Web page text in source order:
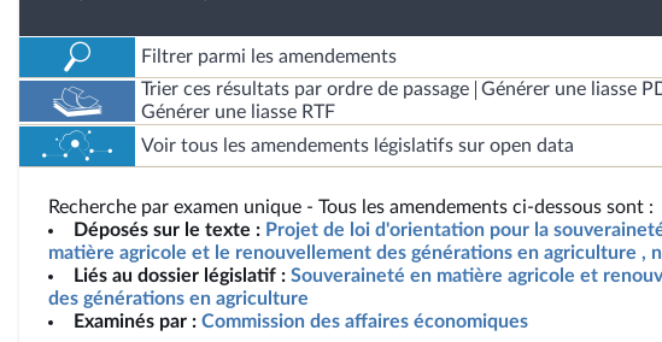
Filtrer parmi les amendements
Trier ces résultats par ordre de passage
Générer une liasse
Générer une liasse RTF
Voir tous les amendements législatifs sur open data
Recherche par examen unique - Tous les amendements ci-dessous sont :
Déposés sur le texte : Projet de loi d'orientation pour la
matière agricole et le renouvellement des générations en agriculture ,
Liés au dossier législatif : Souveraineté en matière agricole et
des générations en agriculture
Examinés par : Commission des affaires économiques